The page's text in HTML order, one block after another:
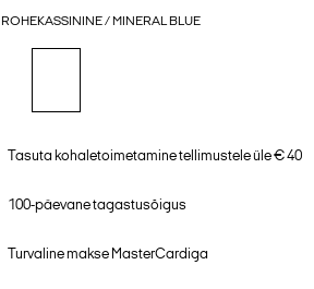
ROHEKASSININE / MINERAL BLUE
Tasuta kohaletoimetamine tellimustele üle € 40
100-päevane tagastusõigus
Turvaline makse MasterCardiga